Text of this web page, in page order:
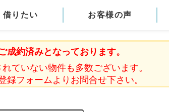
借りたい お客様の声
成約済みとなっております。
ていない物件も多数ございます。
録フォームよりお問合せ下さい。